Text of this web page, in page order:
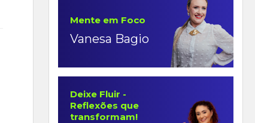
Mente em Foco
Vanesa Bagio
Deixe Fluir -
Reflexões que
transformam!